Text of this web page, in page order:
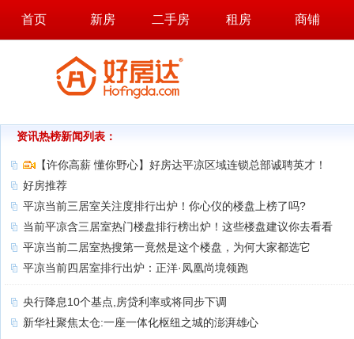
首页 新房 二手房 租房 商铺
资讯热榜新闻列表：
【许你高薪 懂你野心】好房达平凉区域连锁总部诚聘英才！
好房推荐
平凉当前三居室关注度排行出炉！你心仪的楼盘上榜了吗?
当前平凉含三居室热门楼盘排行榜出炉！这些楼盘建议你去看看
平凉当前二居室热搜第一竟然是这个楼盘，为何大家都选它
平凉当前四居室排行出炉：正洋·凤凰尚境领跑
央行降息10个基点,房贷利率或将同步下调
新华社聚焦太仓:一座一体化枢纽之城的澎湃雄心